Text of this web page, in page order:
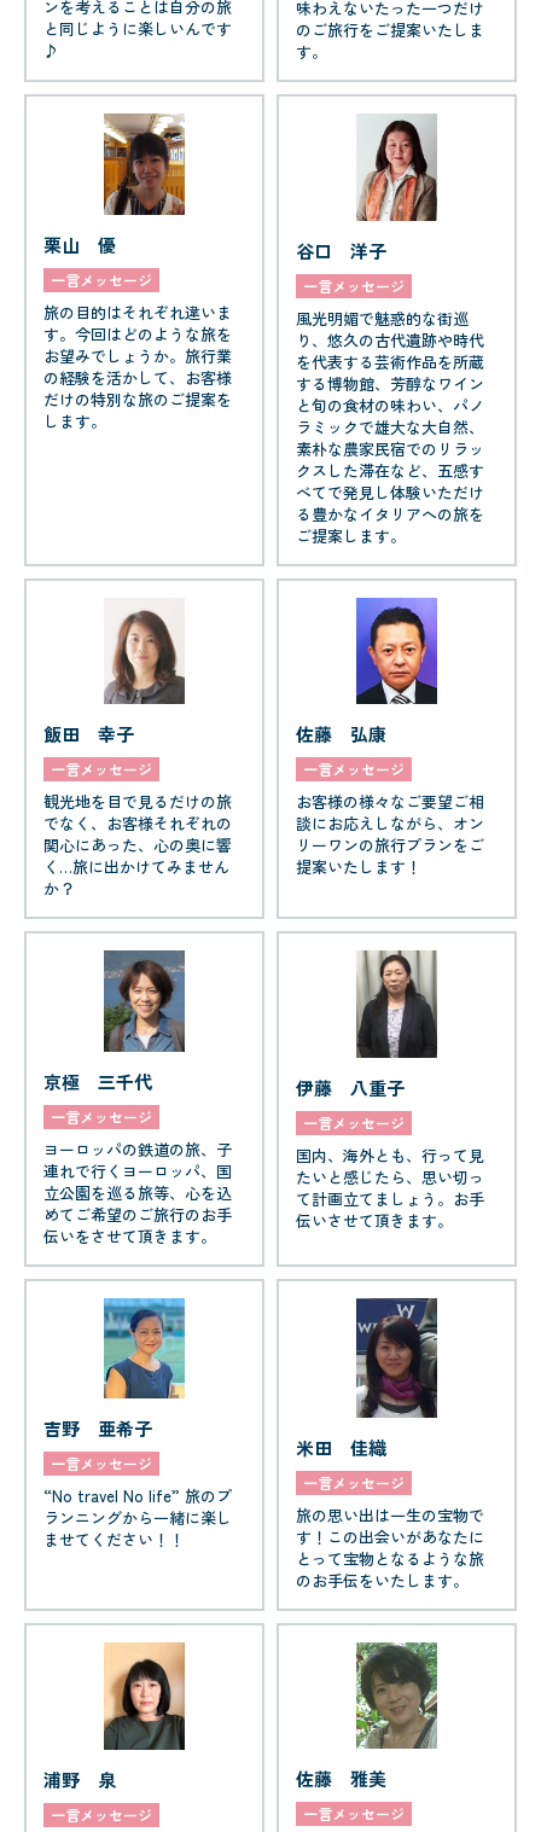
ンを考えることは自分の旅
と同じように楽しいんです
♪
味わえないたった一つだけ
のご旅行をご提案いたしま
す。
栗山 優
一言メッセージ
旅の目的はそれぞれ違いま
す。今回はどのような旅を
お望みでしょうか。旅行業
の経験を活かして、お客様
だけの特別な旅のご提案を
します。
谷口 洋子
一言メッセージ
風光明媚で魅惑的な街巡
り、悠久の古代遺跡や時代
を代表する芸術作品を所蔵
する博物館、芳醇なワイン
と旬の食材の味わい、パノ
ラミックで雄大な大自然、
素朴な農家民宿でのリラッ
クスした滞在など、五感す
べてで発見し体験いただけ
る豊かなイタリアへの旅を
ご提案します。
飯田 幸子
一言メッセージ
観光地を目で見るだけの旅
でなく、お客様それぞれの
関心にあった、心の奥に響
く…旅に出かけてみません
か？
佐藤 弘康
一言メッセージ
お客様の様々なご要望ご相
談にお応えしながら、オン
リーワンの旅行プランをご
提案いたします！
京極 三千代
一言メッセージ
ヨーロッパの鉄道の旅、子
連れで行くヨーロッパ、国
立公園を巡る旅等、心を込
めてご希望のご旅行のお手
伝いをさせて頂きます。
伊藤 八重子
一言メッセージ
国内、海外とも、行って見
たいと感じたら、思い切っ
て計画立てましょう。お手
伝いさせて頂きます。
吉野 亜希子
一言メッセージ
“No travel No life” 旅のプ
ランニングから一緒に楽し
ませてください！！
米田 佳織
一言メッセージ
旅の思い出は一生の宝物で
す！この出会いがあなたに
とって宝物となるような旅
のお手伝をいたします。
浦野 泉
一言メッセージ
佐藤 雅美
一言メッセージ